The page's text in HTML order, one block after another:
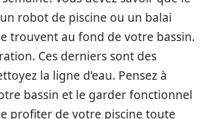
robot de piscine ou un balai
trouvent au fond de votre bassin.
Ces derniers sont des
la ligne d’eau. Pensez à
bassin et le garder fonctionnel
profiter de votre piscine toute